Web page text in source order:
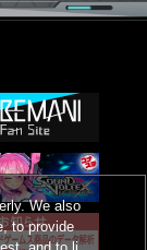
We also
to provide